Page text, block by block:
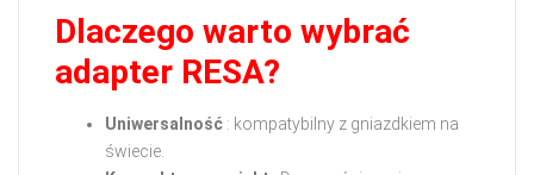
Dlaczego warto wybrać
adapter RESA?
Uniwersalność : kompatybilny z gniazdkiem na
świecie.